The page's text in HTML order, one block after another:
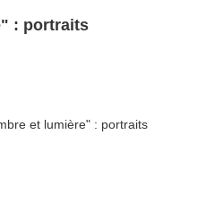
: portraits